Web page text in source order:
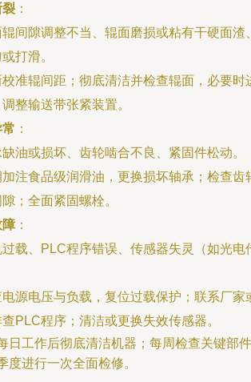
裂 ：
辊间隙调整不当、辊面磨损或粘有干硬面渣
打滑。
准辊间距；彻底清洁并检查辊面，必要时
整输送带张紧装置。
：
缺油或损坏、齿轮啮合不良、紧固件松动。
注食品级润滑油，更换损坏轴承；检查齿
；全面紧固螺栓。
障 ：
过载、PLC程序错误、传感器失灵（如光电
源电压与负载，复位过载保护；联系厂家
PLC程序；清洁或更换失效传感器。
日工作后彻底清洁机器；每周检查关键部件
度进行一次全面检修。